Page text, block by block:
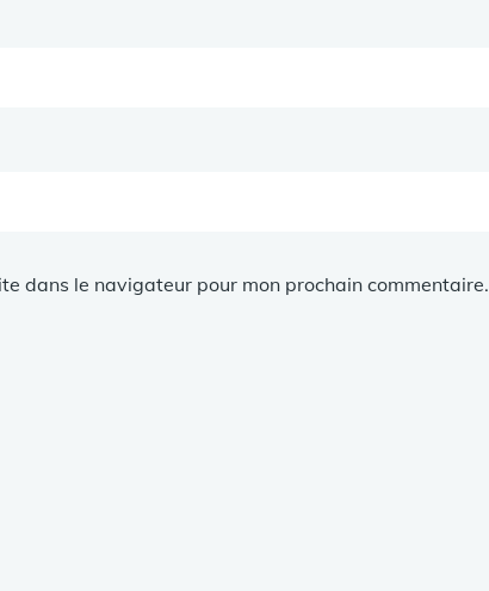
dans le navigateur pour mon prochain commentaire.